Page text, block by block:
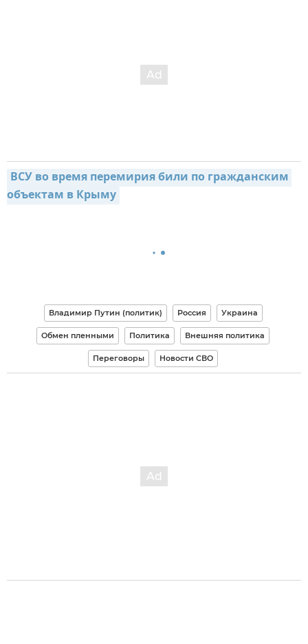
ВСУ во время перемирия били по гражданским
объектам в Крыму
Владимир Путин (политик) Россия Украина
Обмен пленными Политика Внешняя политика
Переговоры Новости СВО